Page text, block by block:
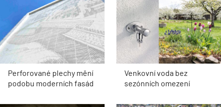
Perforované plechy mění
podobu moderních fasád
Venkovní voda bez
sezónních omezení